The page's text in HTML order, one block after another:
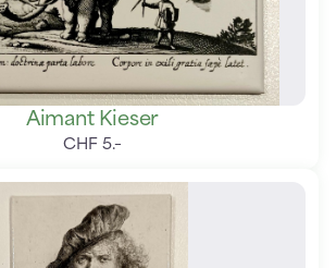
Aimant Kieser
CHF 5.–